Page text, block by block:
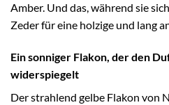
Amber. Und das, während sie
Zeder für eine holzige und lang
Ein sonniger Flakon, der den
widerspiegelt
Der strahlend gelbe Flakon von